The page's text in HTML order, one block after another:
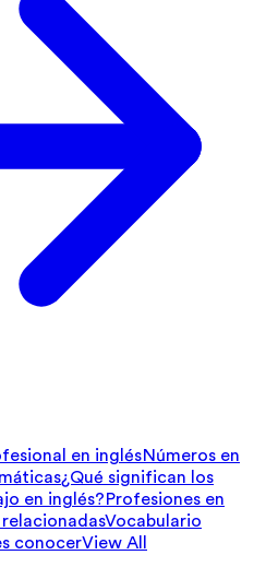
en inglésNúmeros en
¿Qué significan los
en inglés?Profesiones en
Vocabulario
conocerView All